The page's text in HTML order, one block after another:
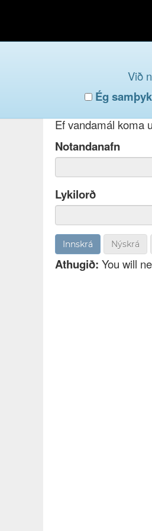
Við
Ég
Innskrá
Ef þú hefur gleymt
Ef vandamál koma
Notandanafn
Lykilorð
Nýskrá
Athugið: You will